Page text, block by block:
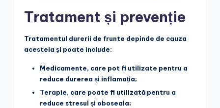
Tratament și prevenție
Tratamentul durerii de frunte depinde de cauza
acesteia și poate include:
Medicamente, care pot fi utilizate pentru a
reduce durerea și inflamația;
Terapie, care poate fi utilizată pentru a
reduce stresul și oboseala;